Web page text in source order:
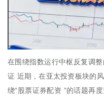
在围绕指数运行中枢反复调
证 近期，在亚太投资板块的
绕“股票证券配资 ”的话题再